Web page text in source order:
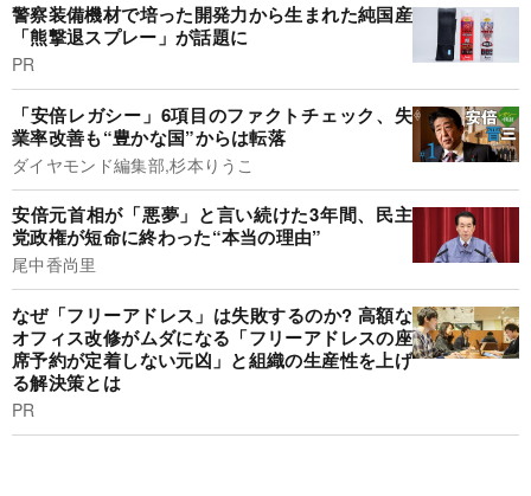
警察装備機材で培った開発力から生まれた純国産
「熊撃退スプレー」が話題に
PR
「安倍レガシー」6項目のファクトチェック、失
業率改善も“豊かな国”からは転落
ダイヤモンド編集部,杉本りうこ
安倍元首相が「悪夢」と言い続けた3年間、民主
党政権が短命に終わった“本当の理由”
尾中香尚里
なぜ「フリーアドレス」は失敗するのか? 高額な
オフィス改修がムダになる「フリーアドレスの座
席予約が定着しない元凶」と組織の生産性を上げ
る解決策とは
PR